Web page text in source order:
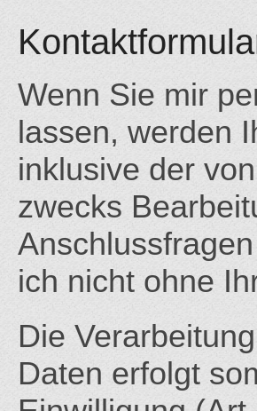
Wenn Sie mir
lassen, werden
inklusive der
zwecks
ich nicht ohne
Die
Daten erfolgt